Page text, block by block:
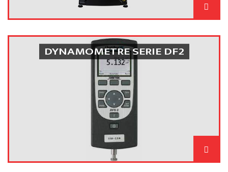
DYNAMOMETRE SERIE DF2